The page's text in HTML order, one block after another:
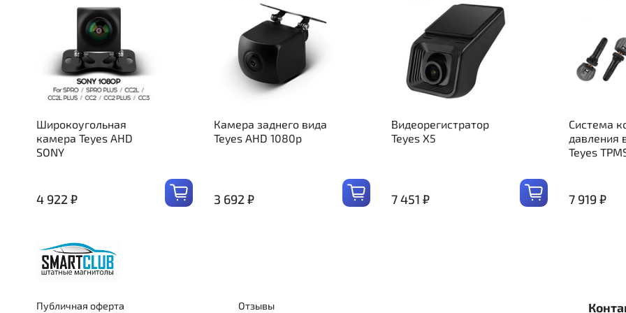
Широкоугольная
камера Teyes AHD
SONY
4 922 ₽
Камера заднего вида
Teyes AHD 1080p
3 692 ₽
Видеорегистратор
Teyes X5
7 451 ₽
Система
давления
Teyes
7 919 ₽
Публичная оферта Отзывы